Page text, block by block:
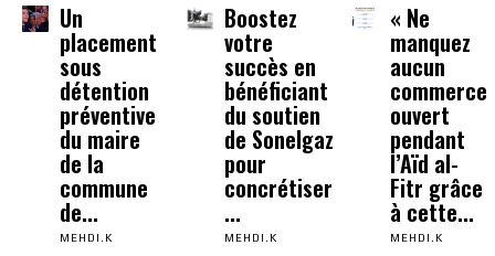
Un
placement
sous
détention
préventive
du maire
de la
commune
de...
MEHDI.K
Boostez
votre
succès en
bénéficiant
du soutien
de Sonelgaz
pour
concrétiser
...
MEHDI.K
« Ne
manquez
aucun
commerce
ouvert
pendant
l’Aïd al-
Fitr grâce
à cette...
MEHDI.K